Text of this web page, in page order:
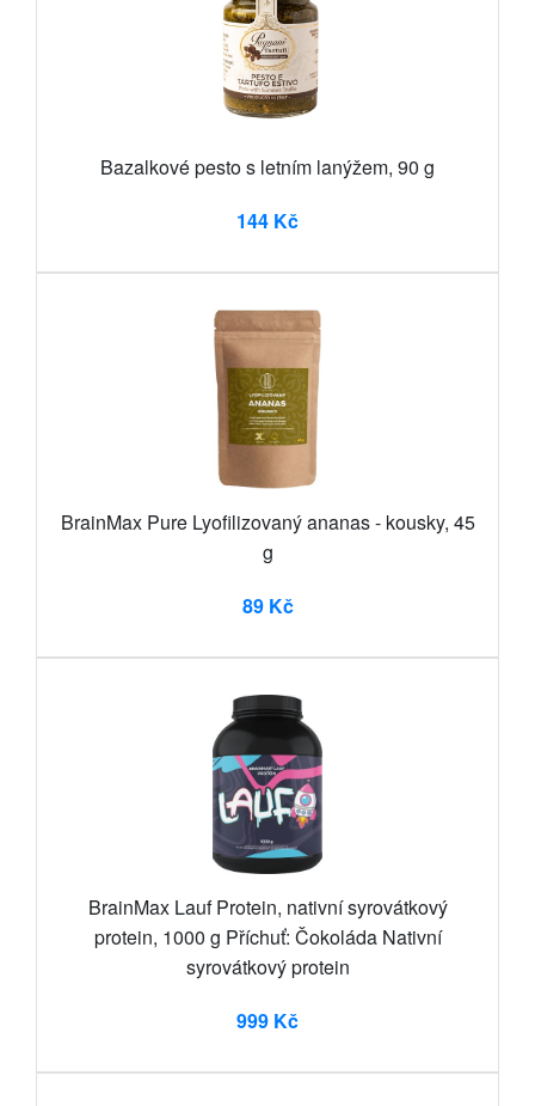
Bazalkové pesto s letním lanýžem, 90 g
144 Kč
BrainMax Pure Lyofilizovaný ananas - kousky, 45
g
89 Kč
BrainMax Lauf Protein, nativní syrovátkový
protein, 1000 g Příchuť: Čokoláda Nativní
syrovátkový protein
999 Kč